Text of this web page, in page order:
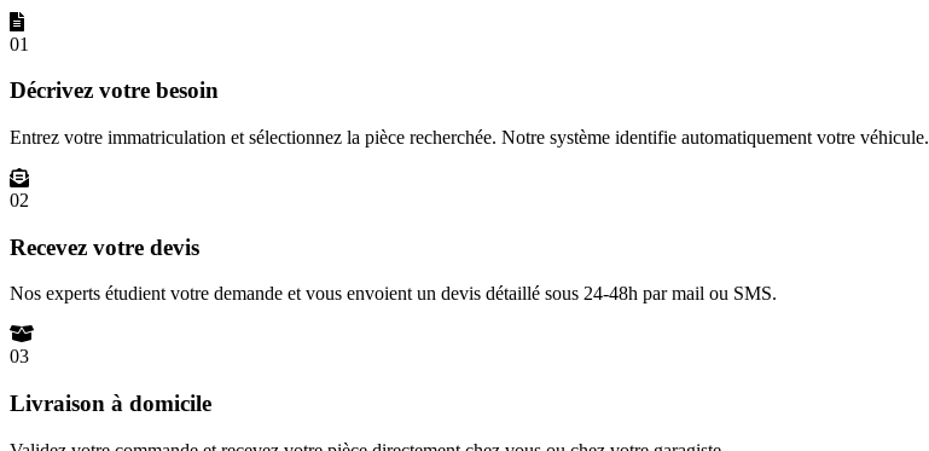
01
Décrivez votre besoin
Entrez votre immatriculation et sélectionnez la pièce recherchée. Notre système identifie automatiquement votre véhicule.
02
Recevez votre devis
Nos experts étudient votre demande et vous envoient un devis détaillé sous 24-48h par mail ou SMS.
03
Livraison à domicile